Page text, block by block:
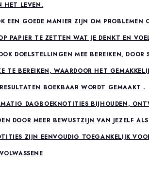
HET LEVEN.
EEN GOEDE MANIER ZIJN OM PROBLEMEN
PAPIER TE ZETTEN WAT JE DENKT EN
DOELSTELLINGEN MEE BEREIKEN,
TE BEREIKEN, WAARDOOR HET
BOEKBAAR WORDT GEMAAKT .
DAGBOEKNOTITIES BIJHOUDEN,
DOOR MEER BEWUSTZIJN VAN JEZELF
ZIJN EENVOUDIG TOEGANKELIJK